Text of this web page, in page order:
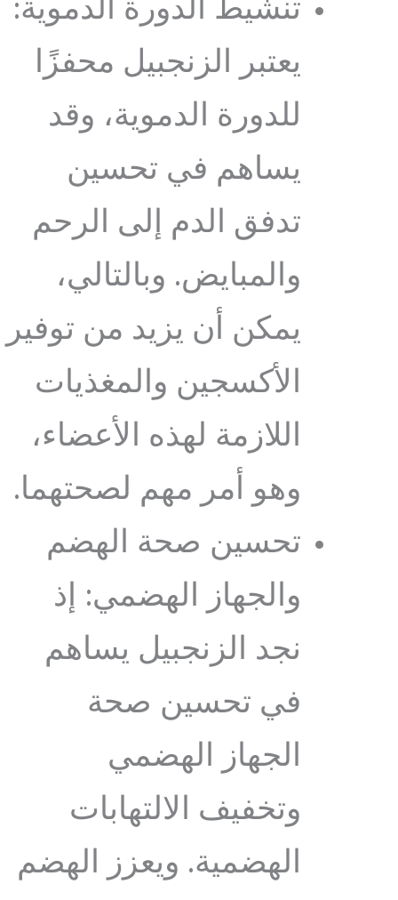
تنشيط الدورة الدموية:
يعتبر الزنجبيل محفزًا
للدورة الدموية، وقد
يساهم في تحسين
تدفق الدم إلى الرحم
والمبايض. وبالتالي،
يمكن أن يزيد من توفير
الأكسجين والمغذيات
اللازمة لهذه الأعضاء،
وهو أمر مهم لصحتهما.
تحسين صحة الهضم
والجهاز الهضمي: إذ
نجد الزنجبيل يساهم
في تحسين صحة
الجهاز الهضمي
وتخفيف الالتهابات
الهضمية. ويعزز الهضم